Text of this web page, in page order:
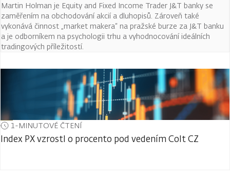
Martin Holman je Equity and Fixed Income Trader J&T banky se
zaměřením na obchodování akcií a dluhopisů. Zároveň také
vykonává činnost „market makera“ na pražské burze za J&T banku
a je odborníkem na psychologii trhu a vyhodnocování ideálních
tradingových příležitostí.
1-MINUTOVÉ ČTENÍ
Index PX vzrostl o procento pod vedením Colt CZ